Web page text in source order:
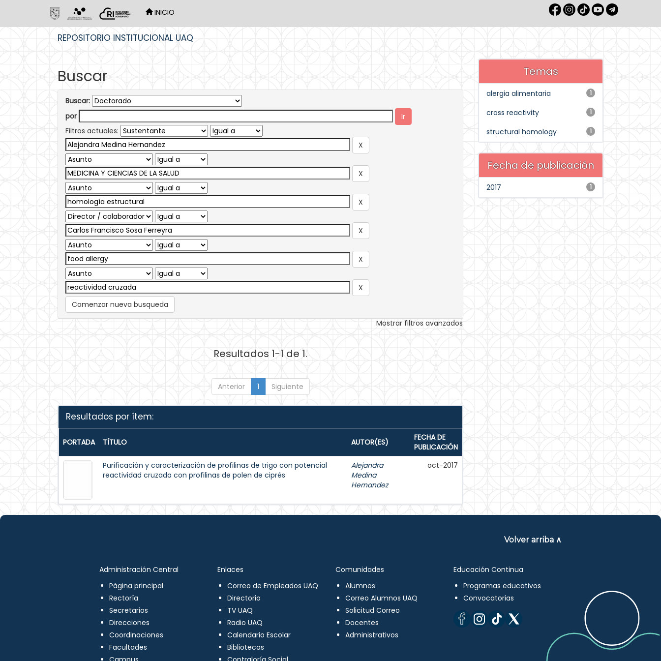
INICIO
REPOSITORIO INSTITUCIONAL UAQ
Buscar
Buscar:
por
Filtros actuales:
Comenzar nueva busqueda
Mostrar filtros avanzados
Resultados 1-1 de 1.
Anterior 1 Siguiente
Resultados por ítem:
PORTADA TÍTULO AUTOR(ES)
FECHA DE
PUBLICACIÓN
Purificación y caracterización de profilinas de trigo con potencial
reactividad cruzada con profilinas de polen de ciprés
Alejandra
Medina
Hernandez
oct-2017
Temas
1
alergia alimentaria
1
cross reactivity
1
structural homology
Fecha de publicación
1
2017
Volver arriba ∧
Administración Central
Página principal
Rectoría
Secretarios
Direcciones
Coordinaciones
Facultades
Enlaces
Correo de Empleados UAQ
Directorio
TV UAQ
Radio UAQ
Calendario Escolar
Bibliotecas
Comunidades
Alumnos
Correo Alumnos UAQ
Solicitud Correo
Docentes
Administrativos
Educación Continua
Programas educativos
Convocatorias